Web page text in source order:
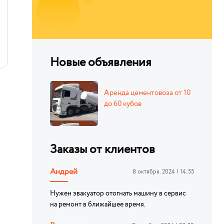
Новые объявления
Аренда цементовоза от 10
до 60 кубов
Заказы от клиентов
Андрей 8 октября. 2024 | 14:55
Нужен эвакуатор отогнать машину в сервис
на ремонт в ближайшее время.